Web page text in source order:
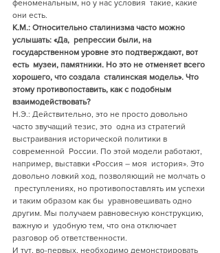
феноменальным, но у нас условия  такие, какие
они есть.
К.М.: Относительно сталинизма часто можно
услышать: «Да,  репрессии были, на
государственном уровне это подтверждают, вот
есть  музеи, памятники. Но это не отменяет всего
хорошего, что создала  сталинская модель». Что
этому противопоставить, как с подобным
взаимодействовать?
Н.Э.: Действительно, это не просто довольно
часто звучащий тезис, это  одна из стратегий
выстраивания исторической политики в
современной  России. По этой модели работают,
например, выставки «Россия – моя  история». Это
довольно ловкий ход, позволяющий не молчать о
преступлениях, но противопоставлять им успехи
и таким образом как бы  уравновешивать одно
другим. Мы получаем равновесную конструкцию,
важную и  удобную тем, что она отключает
разговор об ответственности.
И тут, во-первых, необходимо демонстрировать